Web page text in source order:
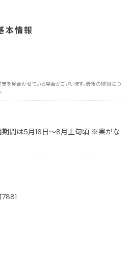
本情報
を見合わせている場合がございます。最新の情報につ
期間は5月16日～8月上旬頃 ※実がな